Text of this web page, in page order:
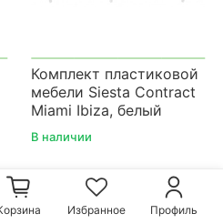
Комплект пластиковой
мебели Siesta Contract
Miami Ibiza, белый
В наличии
24 860 руб.
Избранное Профиль